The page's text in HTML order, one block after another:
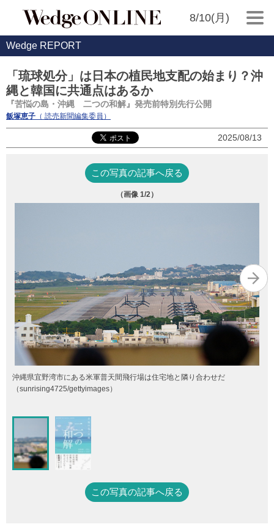
8/10(月)
Wedge REPORT
「琉球処分」は日本の植民地支配の始まり？沖
縄と韓国に共通点はあるか
『苦悩の島・沖縄 二つの和解』発売前特別先行公開
飯塚恵子 （ 読売新聞編集委員）
2025/08/13
この写真の記事へ戻る
（画像 1/2）
沖縄県宜野湾市にある米軍普天間飛行場は住宅地と隣り合わせだ
（sunrising4725/gettyimages）
この写真の記事へ戻る